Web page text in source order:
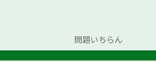
問題いちらん